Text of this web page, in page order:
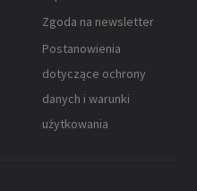
Zgoda na newsletter
Postanowienia
dotyczące ochrony
danych i warunki
użytkowania